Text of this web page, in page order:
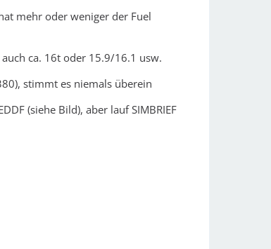
mehr oder weniger der Fuel
ca. 16t oder 15.9/16.1 usw.
stimmt es niemals überein
(siehe Bild), aber lauf SIMBRIEF